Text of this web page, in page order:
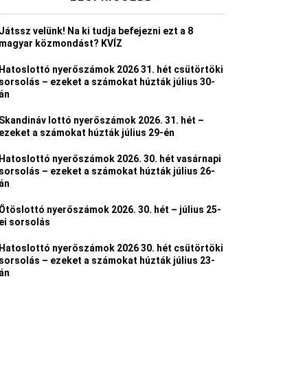
Játssz velünk! Na ki tudja befejezni ezt a 8
magyar közmondást? KVÍZ
Hatoslottó nyerőszámok 2026 31. hét csütörtöki
sorsolás – ezeket a számokat húzták július 30-
án
Skandináv lottó nyerőszámok 2026. 31. hét –
ezeket a számokat húzták július 29-én
Hatoslottó nyerőszámok 2026. 30. hét vasárnapi
sorsolás – ezeket a számokat húzták július 26-
án
Ötöslottó nyerőszámok 2026. 30. hét – július 25-
ei sorsolás
Hatoslottó nyerőszámok 2026 30. hét csütörtöki
sorsolás – ezeket a számokat húzták július 23-
án